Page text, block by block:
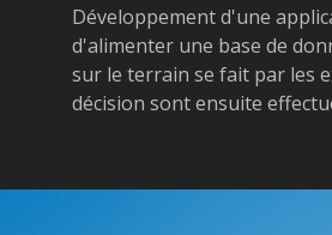
Développement d'une
d'alimenter une base de
sur le terrain se fait par les
décision sont ensuite